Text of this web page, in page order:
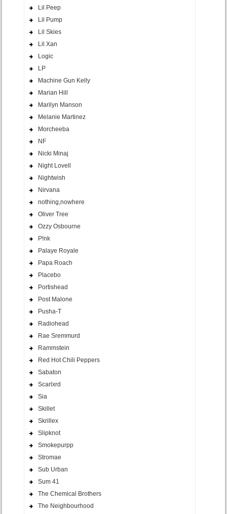
Lil Peep
Lil Pump
Lil Skies
Lil Xan
Logic
LP
Machine Gun Kelly
Marian Hill
Marilyn Manson
Melanie Martinez
Morcheeba
NF
Nicki Minaj
Night Lovell
Nightwish
Nirvana
nothing,nowhere
Oliver Tree
Ozzy Osbourne
P!nk
Palaye Royale
Papa Roach
Placebo
Portishead
Post Malone
Pusha-T
Radiohead
Rae Sremmurd
Rammstein
Red Hot Chili Peppers
Sabaton
Scarlxrd
Sia
Skillet
Skrillex
Slipknot
Smokepurpp
Stromae
Sub Urban
Sum 41
The Chemical Brothers
The Neighbourhood